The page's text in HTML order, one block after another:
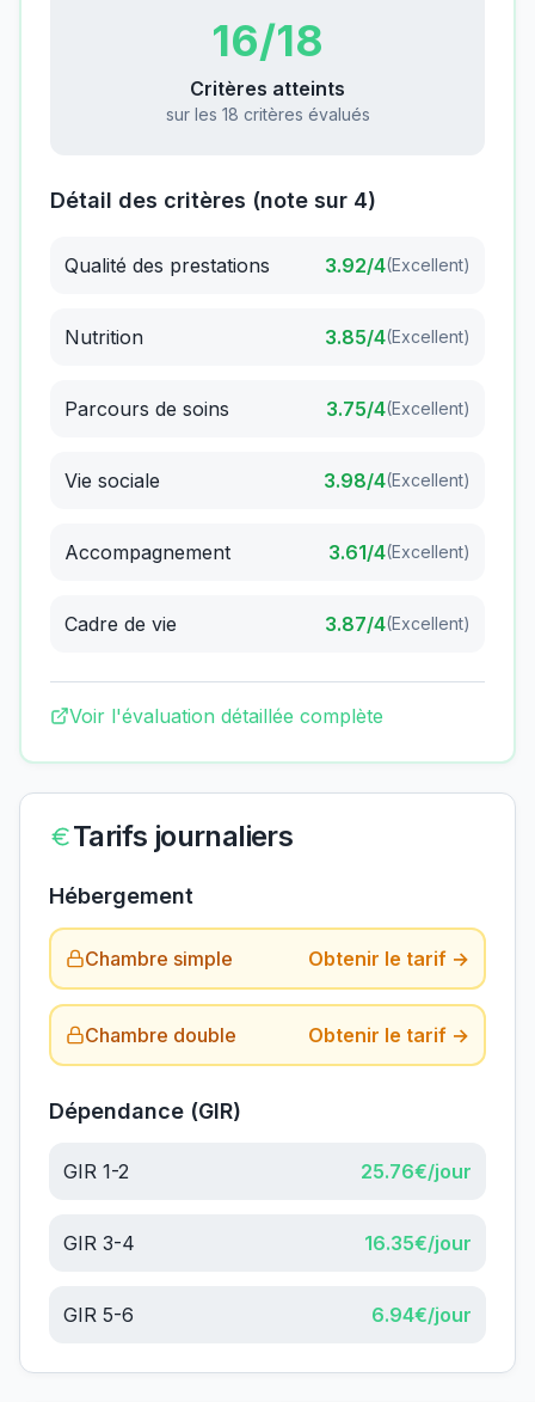
16/18
Critères atteints
sur les 18 critères évalués
Détail des critères (note sur 4)
Qualité des prestations 3.92/4(Excellent)
Nutrition 3.85/4(Excellent)
Parcours de soins 3.75/4(Excellent)
Vie sociale 3.98/4(Excellent)
Accompagnement 3.61/4(Excellent)
Cadre de vie 3.87/4(Excellent)
Voir l'évaluation détaillée complète
Tarifs journaliers
Hébergement
Chambre simple Obtenir le tarif →
Chambre double Obtenir le tarif →
Dépendance (GIR)
GIR 1-2 25.76€/jour
GIR 3-4 16.35€/jour
GIR 5-6 6.94€/jour